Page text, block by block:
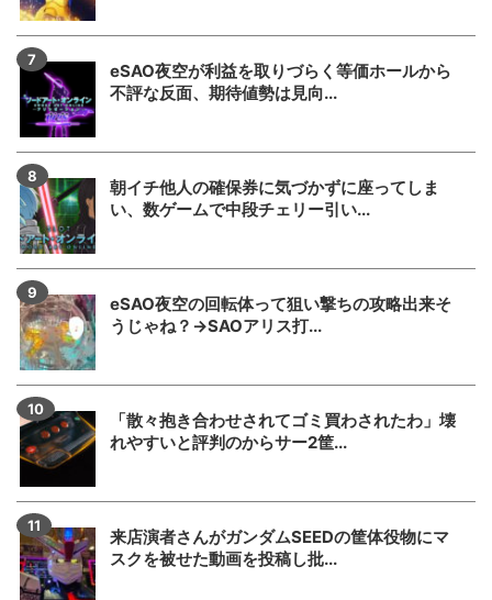
eSAO夜空が利益を取りづらく等価ホールから
不評な反面、期待値勢は見向...
朝イチ他人の確保券に気づかずに座ってしま
い、数ゲームで中段チェリー引い...
eSAO夜空の回転体って狙い撃ちの攻略出来そ
うじゃね？→SAOアリス打...
「散々抱き合わせされてゴミ買わされたわ」壊
れやすいと評判のからサー2筐...
来店演者さんがガンダムSEEDの筐体役物にマ
スクを被せた動画を投稿し批...